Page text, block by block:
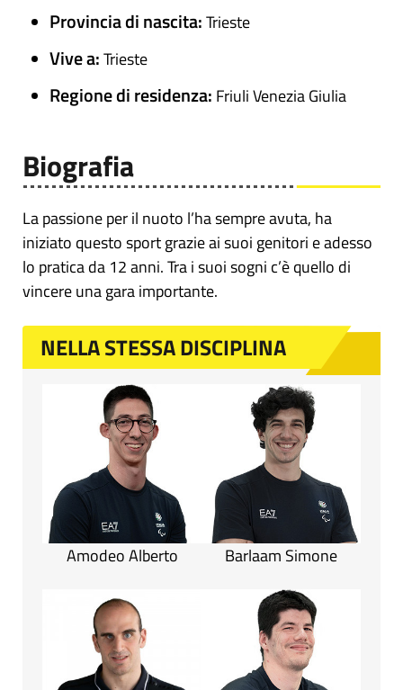
Provincia di nascita:Trieste
Vive a:Trieste
Regione di residenza: Friuli Venezia Giulia
Biografia
La passione per il nuoto l’ha sempre avuta, ha
iniziato questo sport grazie ai suoi genitori e adesso
lo pratica da 12 anni. Tra i suoi sogni c’è quello di
vincere una gara importante.
NELLA STESSA DISCIPLINA
Amodeo Alberto Barlaam Simone